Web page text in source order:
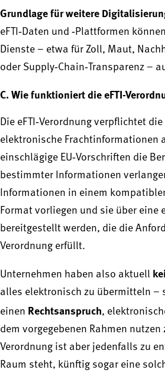
Grundlage für weitere
eFTI‑Daten und ‑Plattformen
Dienste – etwa für Zoll, Maut,
oder Supply‑Chain‑Transparenz –
C. Wie funktioniert die eFTI-
Die eFTI‑Verordnung verpflichtet
elektronische Frachtinformationen
einschlägige EU‑Vorschriften die
bestimmter Informationen
Informationen in einem
Format vorliegen und sie über eine
bereitgestellt werden, die die
Verordnung erfüllt.
Unternehmen haben also aktuell
alles elektronisch zu übermitteln –
einen Rechtsanspruch,
dem vorgegebenen Rahmen nutzen
Verordnung ist aber jedenfalls zu
Raum steht, künftig sogar eine